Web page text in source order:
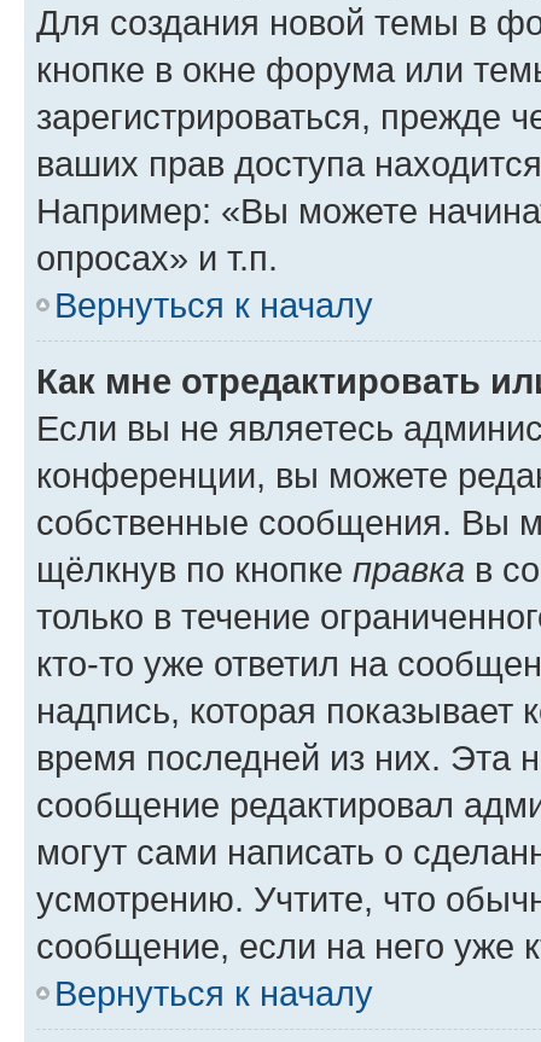
Для создания новой темы в
кнопке в окне форума или
зарегистрироваться, прежде
ваших прав доступа
Например: «Вы можете
опросах» и т.п.
Вернуться к началу
Как мне отредактировать
Если вы не являетесь
конференции, вы можете
собственные сообщения. Вы
щёлкнув по кнопке правка в
только в течение
кто-то уже ответил на
надпись, которая показывает
время последней из них. Эта
сообщение редактировал
могут сами написать о
усмотрению. Учтите, что
сообщение, если на него уже
Вернуться к началу